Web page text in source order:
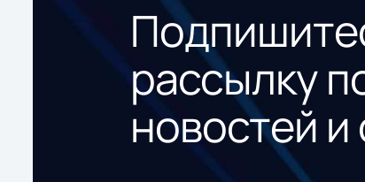
рассылку
новостей